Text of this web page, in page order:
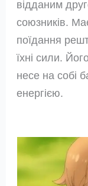
відданим
союзників.
поїдання
їхні сили.
несе на собі
енергією.